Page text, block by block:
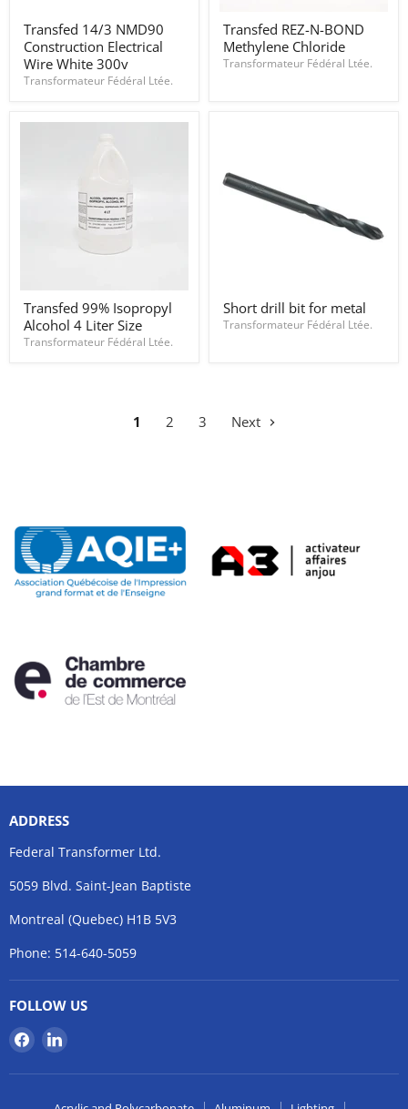
14/3
NMD90
Construction
Electrical
Wire
300v
Transfed 14/3 NMD90
Construction Electrical
Wire White 300v
Transformateur Fédéral Ltée.
REZ-
N-
BOND
Transfed REZ-N-BOND
Methylene Chloride
Transformateur Fédéral Ltée.
99%
Isopropyl
Alcohol
Transfed 99% Isopropyl
Alcohol 4 Liter Size
Transformateur Fédéral Ltée.
drill
bit
Short drill bit for metal
Transformateur Fédéral Ltée.
1 2 3 Next
ADDRESS
Federal Transformer Ltd.
5059 Blvd. Saint-Jean Baptiste
Montreal (Quebec) H1B 5V3
Phone: 514-640-5059
FOLLOW US
Find
us
on
Find
on